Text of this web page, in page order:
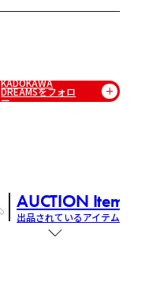
KADOKAWA
DREAMSをフォロ
ー
AUCTION Items
出品されているアイテム